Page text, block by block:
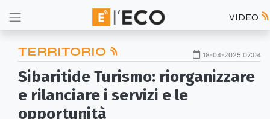
VIDEO
TERRITORIO 18-04-2025 07:04
Sibaritide Turismo: riorganizzare
e rilanciare i servizi e le
opportunità